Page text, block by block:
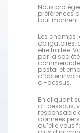
Nous
préférences
tout moment
Les champs
obligatoires,
être traitée.
par la
postal et
d’obtenir
ci-dessus.
En cliquant
ci-dessous,
responsable
données
qu’elle vous